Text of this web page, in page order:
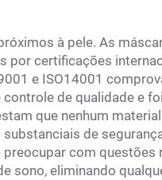
à pele. As
por certificações
e ISO14001
de qualidade e
que nenhum
de
com questões
sono, eliminando